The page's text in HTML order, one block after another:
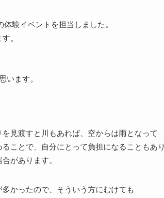
験イベントを担当しました。
。
います。
見渡すと川もあれば、空からは雨となって
ことで、自分にとって負担になることもあり
があります。
かったので、そういう方にむけても